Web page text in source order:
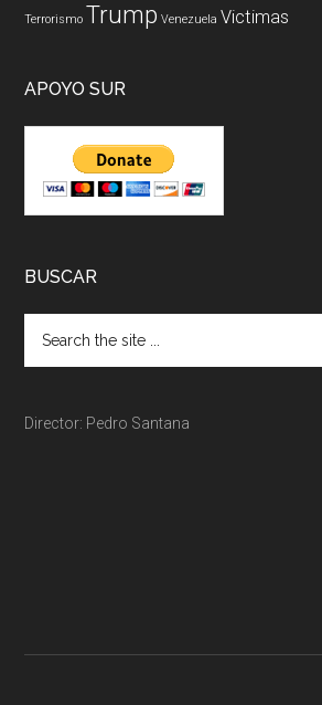
Terrorismo Trump Venezuela Victimas
APOYO SUR
BUSCAR
Director: Pedro Santana